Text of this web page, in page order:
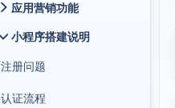
应用营销功能
小程序搭建说明
注册问题
认证流程